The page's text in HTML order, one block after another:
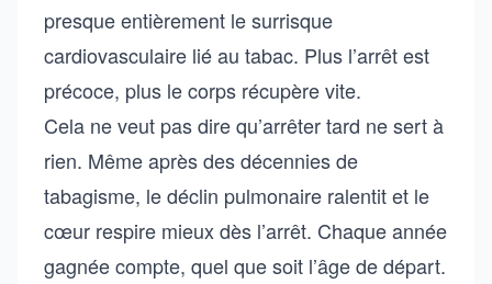
presque entièrement le surrisque
cardiovasculaire lié au tabac. Plus l’arrêt est
précoce, plus le corps récupère vite.
Cela ne veut pas dire qu’arrêter tard ne sert à
rien. Même après des décennies de
tabagisme, le déclin pulmonaire ralentit et le
cœur respire mieux dès l’arrêt. Chaque année
gagnée compte, quel que soit l’âge de départ.